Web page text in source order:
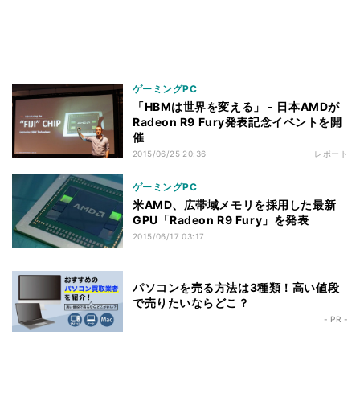
ゲーミングPC
「HBMは世界を変える」 - 日本AMDが
Radeon R9 Fury発表記念イベントを開
催
2015/06/25 20:36 レポート
ゲーミングPC
米AMD、広帯域メモリを採用した最新
GPU「Radeon R9 Fury」を発表
2015/06/17 03:17
パソコンを売る方法は3種類！高い値段
で売りたいならどこ？
- PR -